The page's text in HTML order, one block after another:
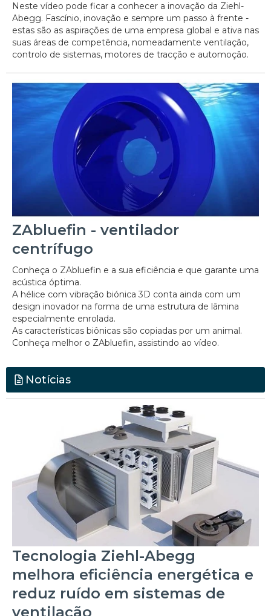
Neste vídeo pode ficar a conhecer a inovação da Ziehl-
Abegg. Fascínio, inovação e sempre um passo à frente -
estas são as aspirações de uma empresa global e ativa nas
suas áreas de competência, nomeadamente ventilação,
controlo de sistemas, motores de tracção e automoção.
ZAbluefin - ventilador
centrífugo
Conheça o ZAbluefin e a sua eficiência e que garante uma
acústica óptima.
A hélice com vibração biónica 3D conta ainda com um
design inovador na forma de uma estrutura de lâmina
especialmente enrolada.
As características biônicas são copiadas por um animal.
Conheça melhor o ZAbluefin, assistindo ao vídeo.
Notícias
Tecnologia Ziehl-Abegg
melhora eficiência energética e
reduz ruído em sistemas de
ventilação